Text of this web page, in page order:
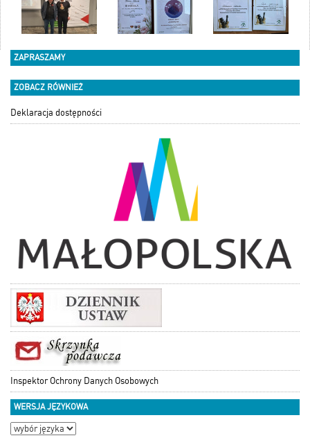
ZAPRASZAMY
ZOBACZ RÓWNIEŻ
Deklaracja dostępności
Inspektor Ochrony Danych Osobowych
WERSJA JĘZYKOWA